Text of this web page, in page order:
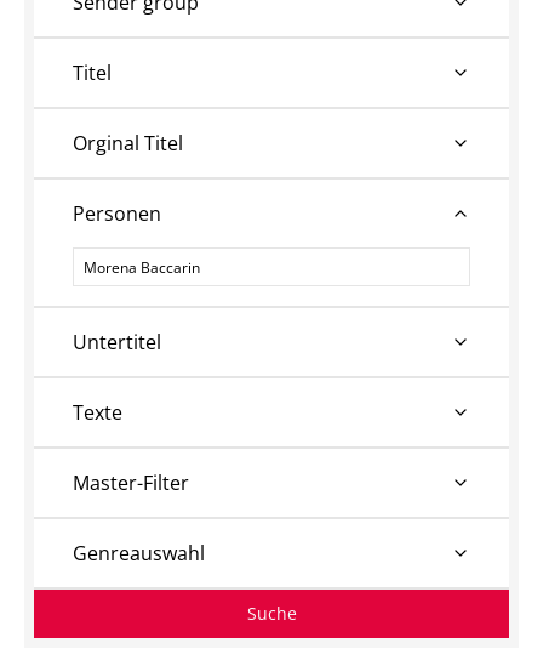
Titel
Orginal Titel
Personen
Personen
Untertitel
Texte
Master-Filter
Genreauswahl
Suche